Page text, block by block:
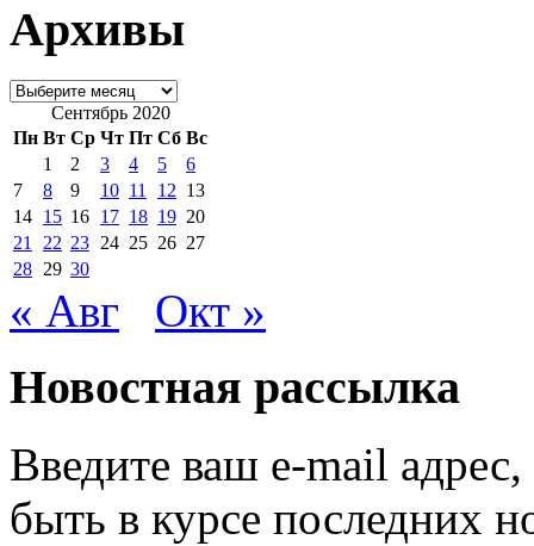
Архивы
Архивы
Сентябрь 2020
Пн Вт Ср Чт Пт Сб Вс
1
2 3 4 5
6
7
8 9 10 11 12 13
14 15 16 17 18 19 20
21
22 23 24 25 26 27
28 29 30
« Авг Окт »
Новостная рассылка
Введите ваш e-mail
быть в курсе последних